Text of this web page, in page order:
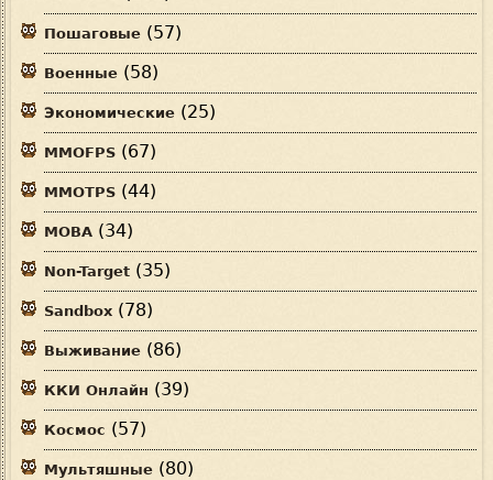
Пошаговые (57)
Военные (58)
Экономические (25)
MMOFPS (67)
MMOTPS (44)
MOBA (34)
Non-Target (35)
Sandbox (78)
Выживание (86)
ККИ Онлайн (39)
Космос (57)
Мультяшные (80)